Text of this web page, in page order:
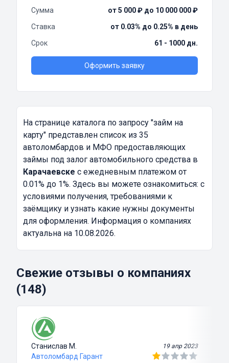
Сумма
от 5 000 ₽ до 10 000 000 ₽
Ставка
от 0.03% до 0.25% в день
Срок
61 - 1000 дн.
Оформить заявку
На странице каталога по запросу "займ на
карту" представлен список из 35
автоломбардов и МФО предоставляющих
займы под залог автомобильного средства в
Карачаевске с ежедневным платежом от
0.01% до 1%. Здесь вы можете ознакомиться: с
условиями получения, требованиями к
заёмщику и узнать какие нужны документы
для оформления. Информация о компаниях
актуальна на 10.08.2026.
Свежие отзывы о компаниях
(148)
Станислав М. 19 апр 2023
Автоломбард Гарант